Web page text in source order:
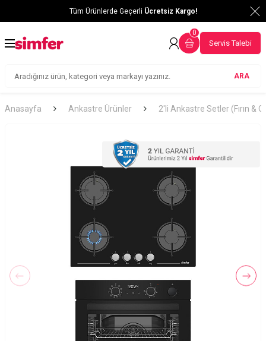
Tüm Ürünlerde Geçerli Ücretsiz Kargo!
ARA
0
Servis Talebi
Anasayfa Ankastre Ürünler 2'li Ankastre Setler (Fırın &